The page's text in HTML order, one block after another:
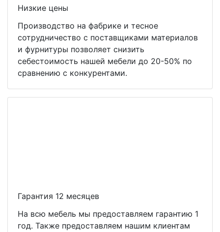
Низкие цены
Производство на фабрике и тесное
сотрудничество с поставщиками материалов
и фурнитуры позволяет снизить
себестоимость нашей мебели до 20-50% по
сравнению с конкурентами.
Гарантия 12 месяцев
На всю мебель мы предоставляем гарантию 1
год. Также предоставляем нашим клиентам